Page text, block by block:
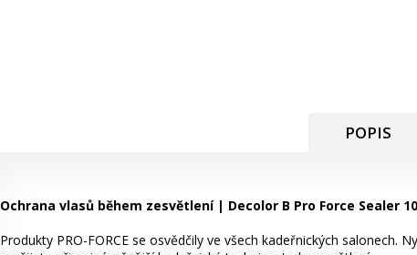
POPIS
Ochrana vlasů během zesvětlení | Decolor B Pro Force Sealer
Produkty PRO-FORCE se osvědčily ve všech kadeřnických salonech.